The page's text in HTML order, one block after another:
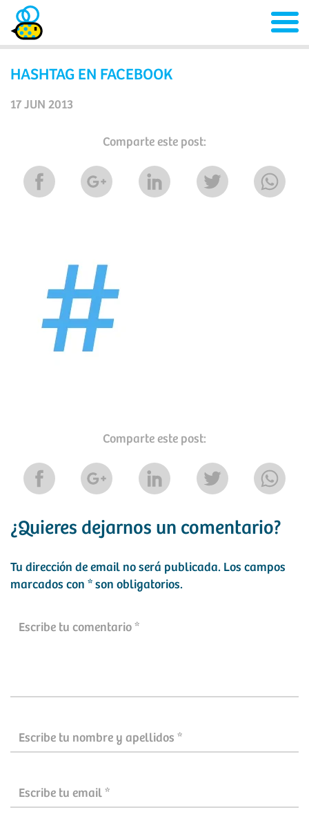
HASHTAG EN FACEBOOK
17 JUN 2013
Comparte este post:
Comparte este post:
¿Quieres dejarnos un comentario?
Tu dirección de email no será publicada. Los campos
marcados con * son obligatorios.